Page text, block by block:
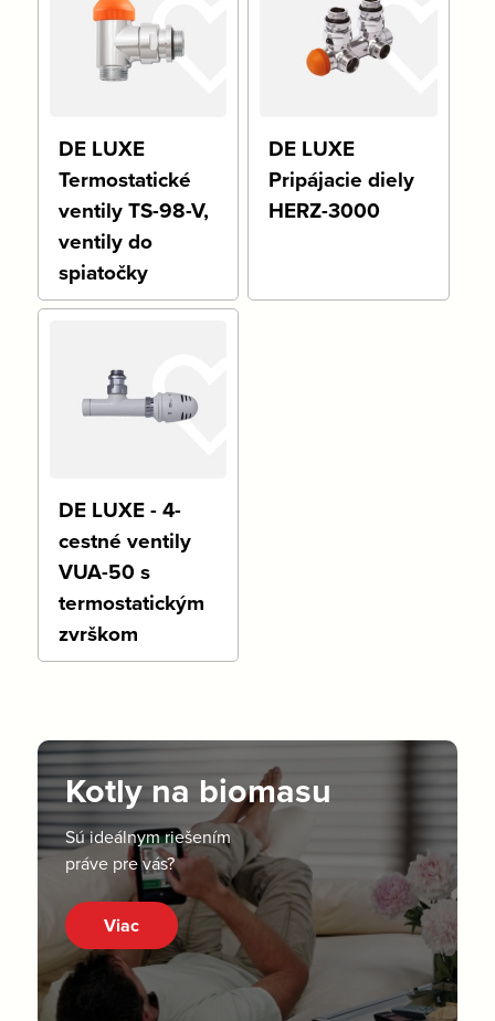
DE LUXE
Termostatické
ventily TS-98-V,
ventily do
spiatočky
DE LUXE
Pripájacie diely
HERZ-3000
DE LUXE - 4-
cestné ventily
VUA-50 s
termostatickým
zvrškom
Kotly na biomasu
Sú ideálnym riešením
práve pre vás?
Viac